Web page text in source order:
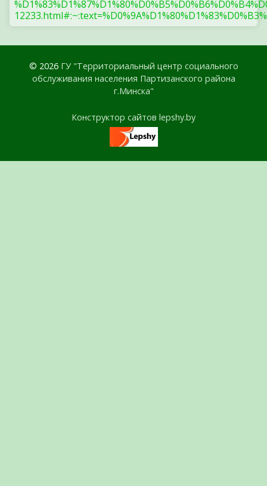
© 2026 ГУ "Территориальный центр социального
обслуживания населения Партизанского района
г.Минска"
Конструктор сайтов lepshy.by